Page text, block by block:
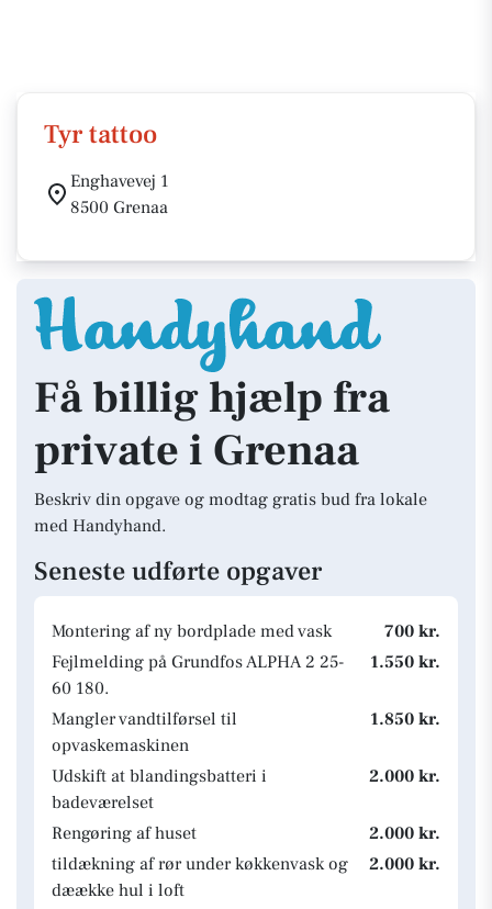
Tyr tattoo
Enghavevej 1
8500 Grenaa
Få billig hjælp fra
private i Grenaa
Beskriv din opgave og modtag gratis bud fra lokale
med Handyhand.
Seneste udførte opgaver
Montering af ny bordplade med vask
700 kr.
Fejlmelding på Grundfos ALPHA 2 25-
60 180.
1.550 kr.
Mangler vandtilførsel til
opvaskemaskinen
1.850 kr.
Udskift at blandingsbatteri i
badeværelset
2.000 kr.
Rengøring af huset
2.000 kr.
tildækning af rør under køkkenvask og
dæække hul i loft
2.000 kr.